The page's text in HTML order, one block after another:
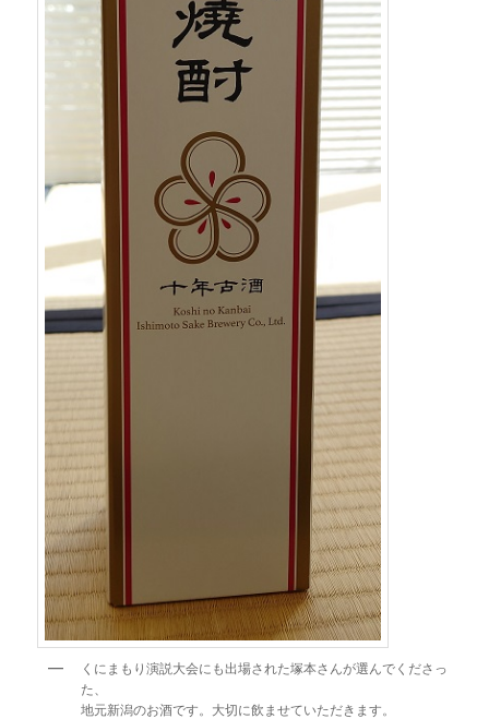
くにまもり演説大会にも出場された塚本さんが選んでくださっ
た、
地元新潟のお酒です。大切に飲ませていただきます。